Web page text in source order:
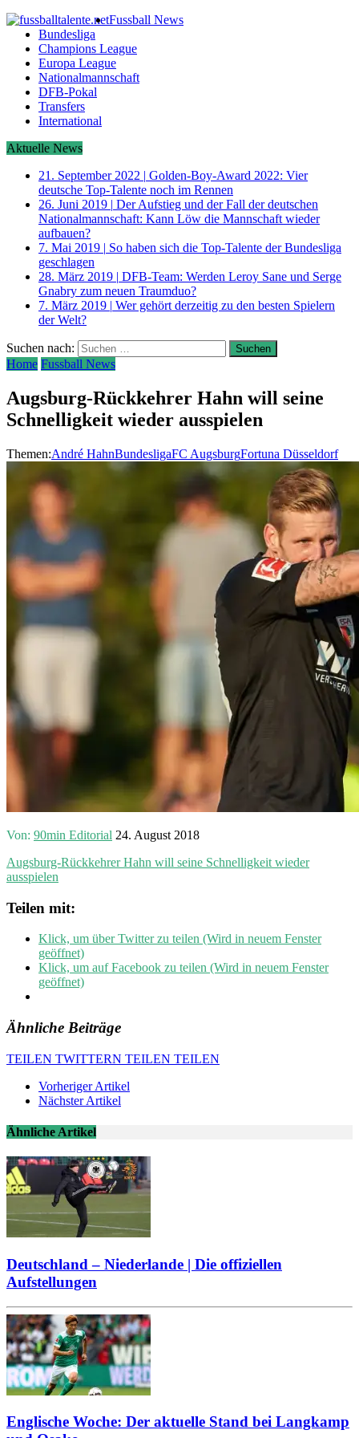
Fussball News
Bundesliga
Champions League
Europa League
Nationalmannschaft
DFB-Pokal
Transfers
International
Aktuelle News
21. September 2022 | Golden-Boy-Award 2022: Vier
deutsche Top-Talente noch im Rennen
26. Juni 2019 | Der Aufstieg und der Fall der deutschen
Nationalmannschaft: Kann Löw die Mannschaft wieder
aufbauen?
7. Mai 2019 | So haben sich die Top-Talente der Bundesliga
geschlagen
28. März 2019 | DFB-Team: Werden Leroy Sane und Serge
Gnabry zum neuen Traumduo?
7. März 2019 | Wer gehört derzeitig zu den besten Spielern
der Welt?
Suchen nach:
Home Fussball News
Augsburg-Rückkehrer Hahn will seine
Schnelligkeit wieder ausspielen
Themen:André HahnBundesligaFC AugsburgFortuna Düsseldorf
Von: 90min Editorial 24. August 2018
Augsburg-Rückkehrer Hahn will seine Schnelligkeit wieder
ausspielen
Teilen mit:
Klick, um über Twitter zu teilen (Wird in neuem Fenster
geöffnet)
Klick, um auf Facebook zu teilen (Wird in neuem Fenster
geöffnet)
Ähnliche Beiträge
TEILEN TWITTERN TEILEN TEILEN
Vorheriger Artikel
Nächster Artikel
Ähnliche Artikel
Deutschland – Niederlande | Die offiziellen
Aufstellungen
Englische Woche: Der aktuelle Stand bei Langkamp